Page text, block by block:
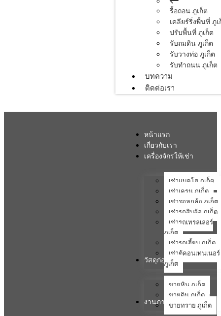
รื้อถอน ภูเก็ต
เคลียร์ริ่งพื้นที่ ภู
ปรับพื้นที่ ภูเก็ต
รับถมดิน ภูเก็ต
รับวางท่อ ภูเก็ต
รับทำถนน ภูเก็ต
บทความ
ติดต่อเรา
หน้าแรก
เกี่ยวกับเรา
เครื่องจักรให้เช่า
เช่าแบคโฮ ภูเก็ต
เช่าเครน ภูเก็ต
เช่ารถหกล้อ ภูเก็ต
เช่ารถสิบล้อ ภูเก็ต
เช่ารถเทรลเลอร์
ภูเก็ต
เช่ารถเฮี้ยบ ภูเก็ต
เช่าตู้คอนเทนเนอร์
ภูเก็ต
วัสดุก่อสร้าง
ขายหิน ภูเก็ต
ขายดิน ภูเก็ต
ขายทราย ภูเก็ต
งานภาคสนาม